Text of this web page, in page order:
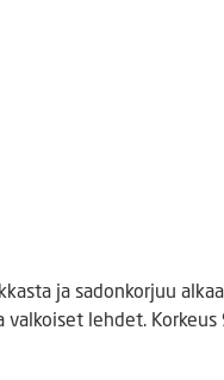
ja sadonkorjuu
lehdet.